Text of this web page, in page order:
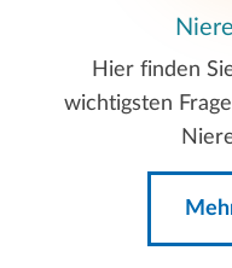
Hier finden
wichtigsten